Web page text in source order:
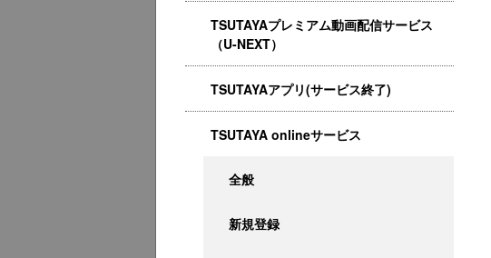
TSUTAYAプレミアム動画配信サービス
（U-NEXT）
TSUTAYAアプリ(サービス終了)
TSUTAYA onlineサービス
全般
新規登録